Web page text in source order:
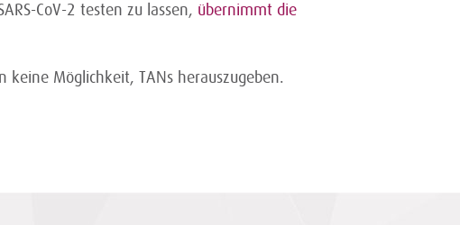
CoV-2 testen zu lassen, übernimmt die
keine Möglichkeit, TANs herauszugeben.